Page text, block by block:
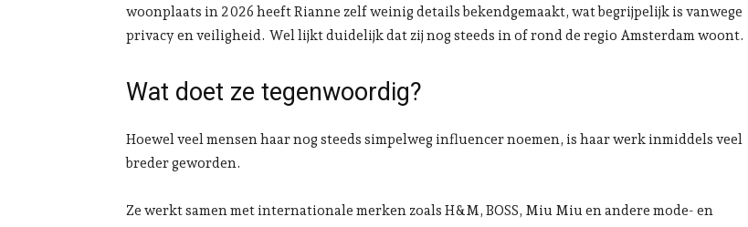
woonplaats in 2026 heeft Rianne zelf weinig details bekendgemaakt, wat begrijpelijk is vanwege
privacy en veiligheid. Wel lijkt duidelijk dat zij nog steeds in of rond de regio Amsterdam woont.
Wat doet ze tegenwoordig?
Hoewel veel mensen haar nog steeds simpelweg influencer noemen, is haar werk inmiddels veel
breder geworden.
Ze werkt samen met internationale merken zoals H&M, BOSS, Miu Miu en andere mode- en